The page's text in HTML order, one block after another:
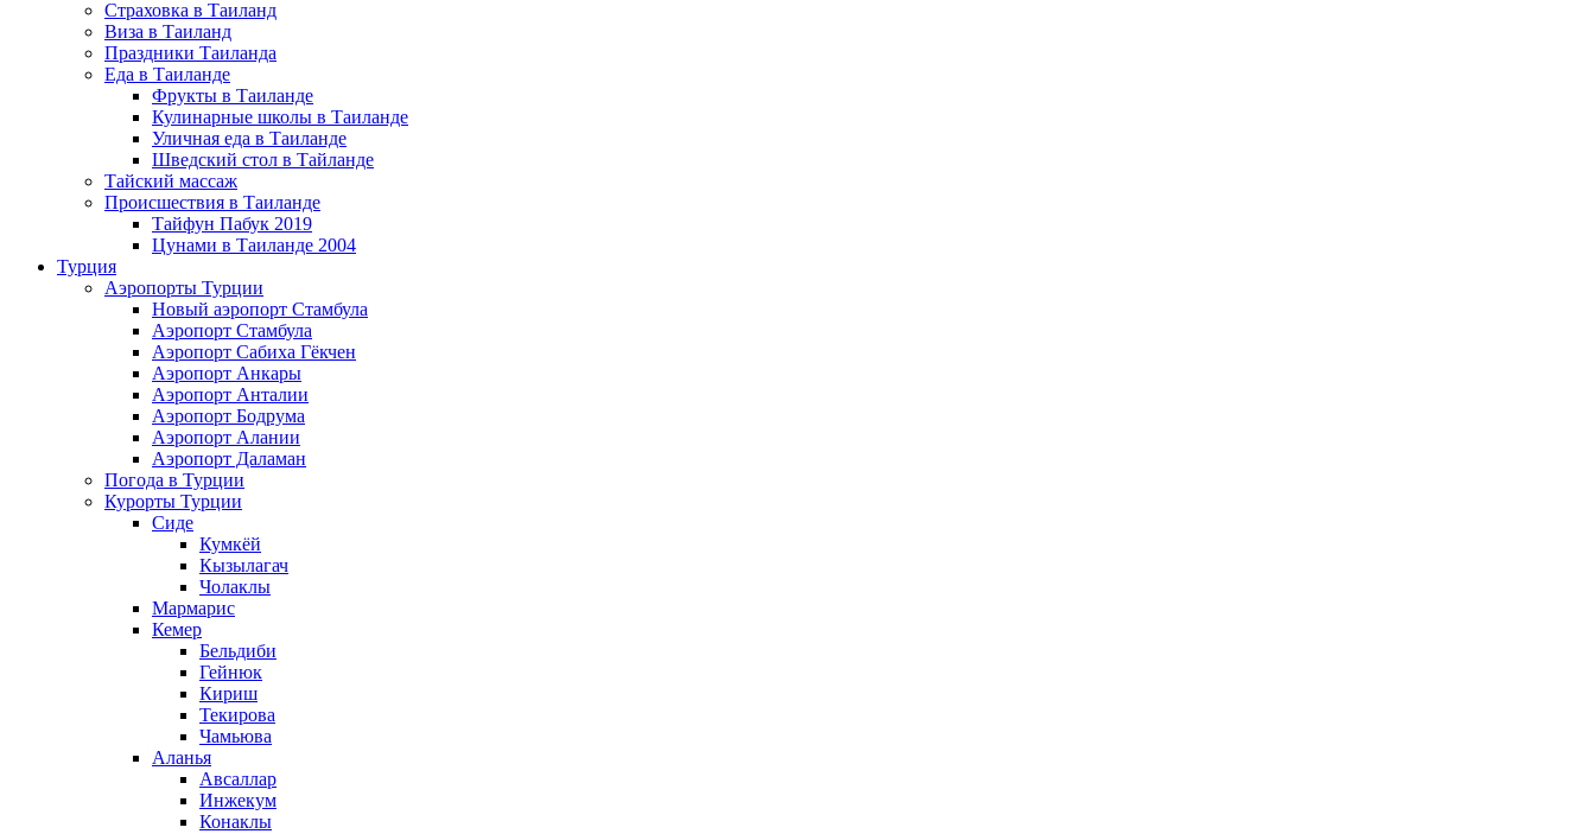
Страховка в Таиланд
Виза в Таиланд
Праздники Таиланда
Еда в Таиланде
Фрукты в Таиланде
Кулинарные школы в Таиланде
Уличная еда в Таиланде
Шведский стол в Тайланде
Тайский массаж
Происшествия в Таиланде
Тайфун Пабук 2019
Цунами в Таиланде 2004
Турция
Аэропорты Турции
Новый аэропорт Стамбула
Аэропорт Стамбула
Аэропорт Сабиха Гёкчен
Аэропорт Анкары
Аэропорт Анталии
Аэропорт Бодрума
Аэропорт Алании
Аэропорт Даламан
Погода в Турции
Курорты Турции
Сиде
Кумкёй
Кызылагач
Чолаклы
Мармарис
Кемер
Бельдиби
Гейнюк
Кириш
Текирова
Чамьюва
Аланья
Авсаллар
Инжекум
Конаклы